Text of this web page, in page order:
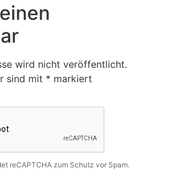
wird nicht veröffentlicht.
sind mit * markiert
reCAPTCHA zum Schutz vor Spam.